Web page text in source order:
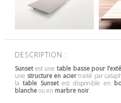
DESCRIPTION :
Sunsetest unetable basse pour
une structure en aciertraité par
la table Sunsetest disponible en
blancheou en marbre noir.